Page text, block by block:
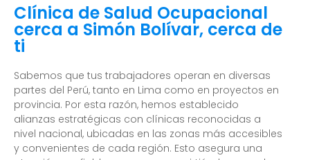
Clínica de Salud Ocupacional
cerca a Simón Bolívar, cerca de
ti
Sabemos que tus trabajadores operan en diversas
partes del Perú, tanto en Lima como en proyectos en
provincia. Por esta razón, hemos establecido
alianzas estratégicas con clínicas reconocidas a
nivel nacional, ubicadas en las zonas más accesibles
y convenientes de cada región. Esto asegura una